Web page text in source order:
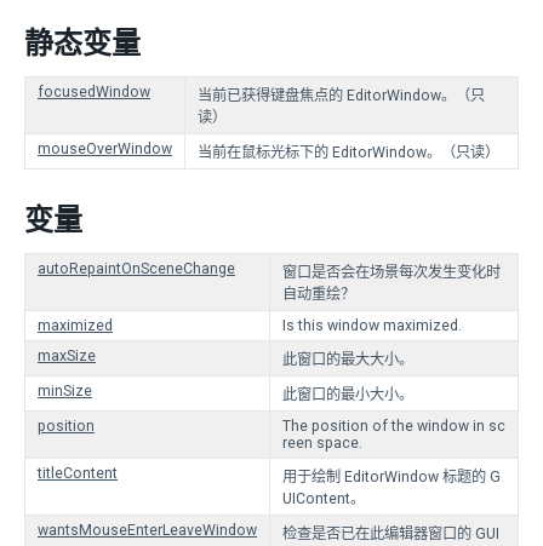
静态变量
focusedWindow
当前已获得键盘焦点的 EditorWindow。（只
读）
mouseOverWindow
当前在鼠标光标下的 EditorWindow。（只读）
变量
autoRepaintOnSceneChange
窗口是否会在场景每次发生变化时
自动重绘？
maximized
Is this window maximized.
maxSize
此窗口的最大大小。
minSize
此窗口的最小大小。
position
The position of the window in sc
reen space.
titleContent
用于绘制 EditorWindow 标题的 G
UIContent。
wantsMouseEnterLeaveWindow
检查是否已在此编辑器窗口的 GUI